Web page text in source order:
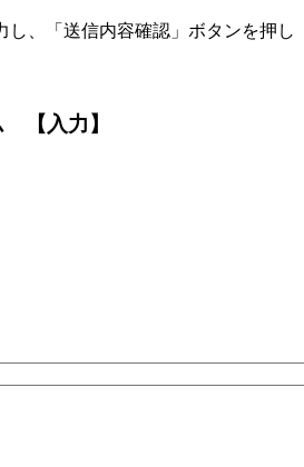
し、「送信内容確認」ボタンを押し
【入力】